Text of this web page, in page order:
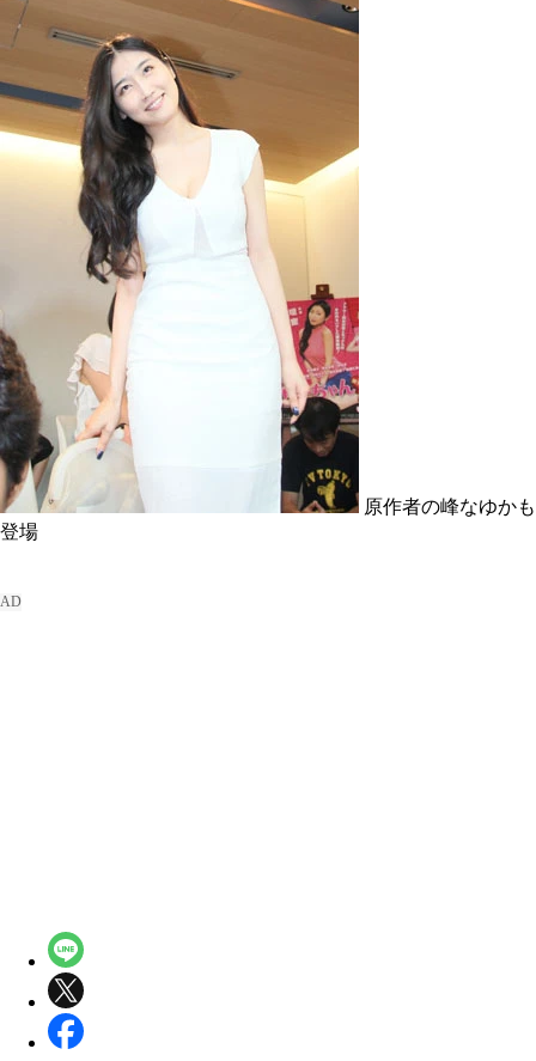
原作者の峰なゆかも
登場